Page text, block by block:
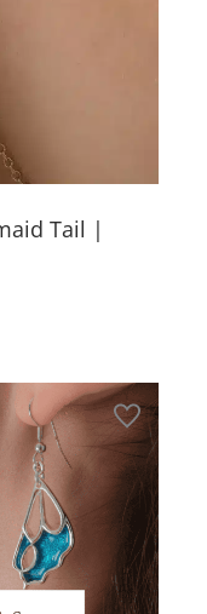
Tail |